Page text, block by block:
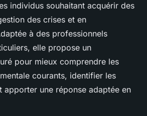
individus souhaitant acquérir des
des crises et en
à des professionnels
elle propose un
pour mieux comprendre les
courants, identifier les
apporter une réponse adaptée en